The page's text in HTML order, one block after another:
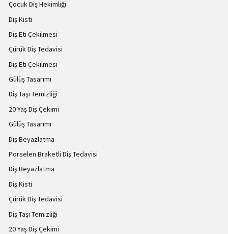
Çocuk Diş Hekimliği
Diş Kisti
Diş Eti Çekilmesi
Çürük Diş Tedavisi
Diş Eti Çekilmesi
Gülüş Tasarımı
Diş Taşı Temizliği
20 Yaş Diş Çekimi
Gülüş Tasarımı
Diş Beyazlatma
Porselen Braketli Diş Tedavisi
Diş Beyazlatma
Diş Kisti
Çürük Diş Tedavisi
Diş Taşı Temizliği
20 Yaş Diş Çekimi